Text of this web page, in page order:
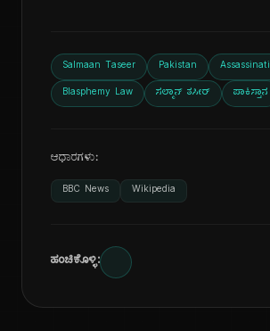
Salmaan Taseer Pakistan
Blasphemy Law ಸಲ್ಮಾನ್ ತಸೀರ್ ಪಾಕಿಸ್ತಾನ
ಆಧಾರಗಳು:
BBC News Wikipedia
ಹಂಚಿಕೊಳ್ಳಿ: